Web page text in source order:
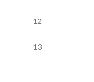
12
13